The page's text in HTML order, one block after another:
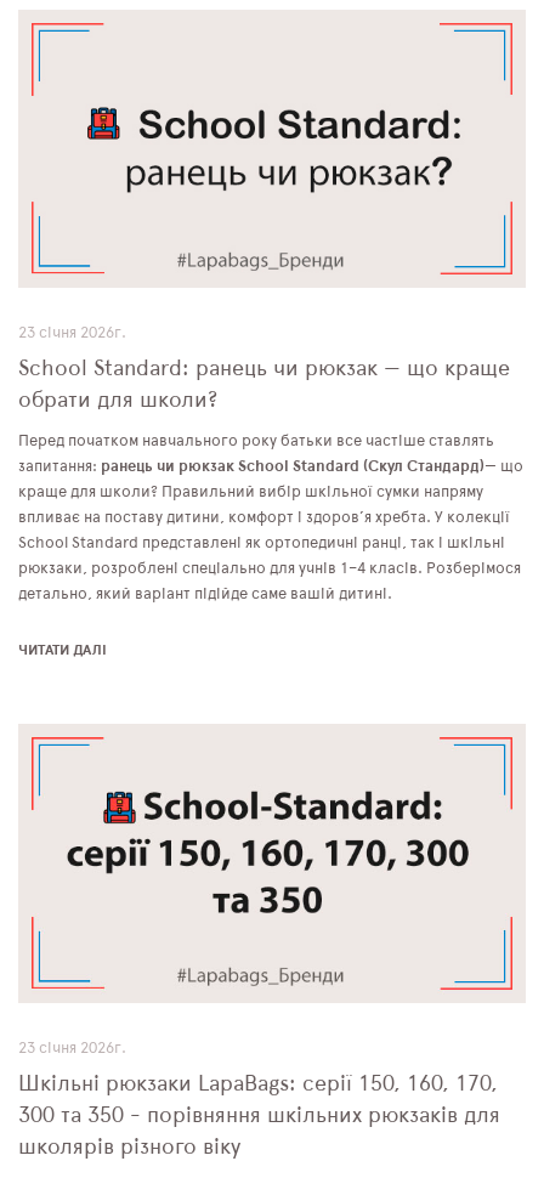
23 січня 2026г.
School Standard: ранець чи рюкзак — що краще
обрати для школи?
Перед початком навчального року батьки все частіше ставлять
запитання: ранець чи рюкзак School Standard (Скул Стандард)— що
краще для школи? Правильний вибір шкільної сумки напряму
впливає на поставу дитини, комфорт і здоров’я хребта. У колекції
School Standard представлені як ортопедичні ранці, так і шкільні
рюкзаки, розроблені спеціально для учнів 1–4 класів. Розберімося
детально, який варіант підійде саме вашій дитині.
ЧИТАТИ ДАЛІ
23 січня 2026г.
Шкільні рюкзаки LapaBags: серії 150, 160, 170,
300 та 350 - порівняння шкільних рюкзаків для
школярів різного віку